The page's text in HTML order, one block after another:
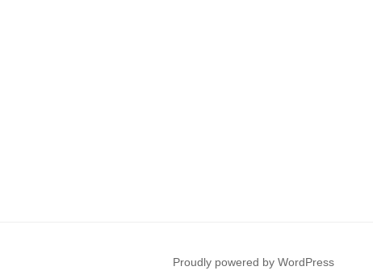
シ
Proudly powered by WordPress